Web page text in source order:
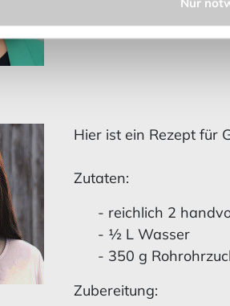
noch besser mit ein
Hier ist ein Rezept für
Zutaten:
- reichlich 2
- ½ L Wasser
- 350 g
Zubereitung: